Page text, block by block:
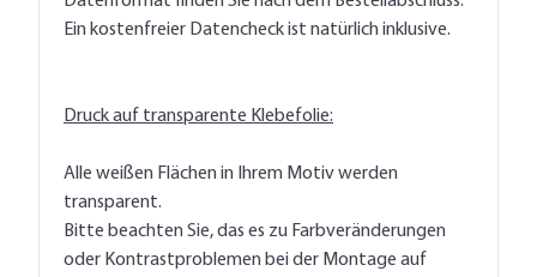
Ein kostenfreier Datencheck ist natürlich inklusive.
Druck auf transparente Klebefolie:
Alle weißen Flächen in Ihrem Motiv werden
transparent.
Bitte beachten Sie, das es zu Farbveränderungen
oder Kontrastproblemen bei der Montage auf